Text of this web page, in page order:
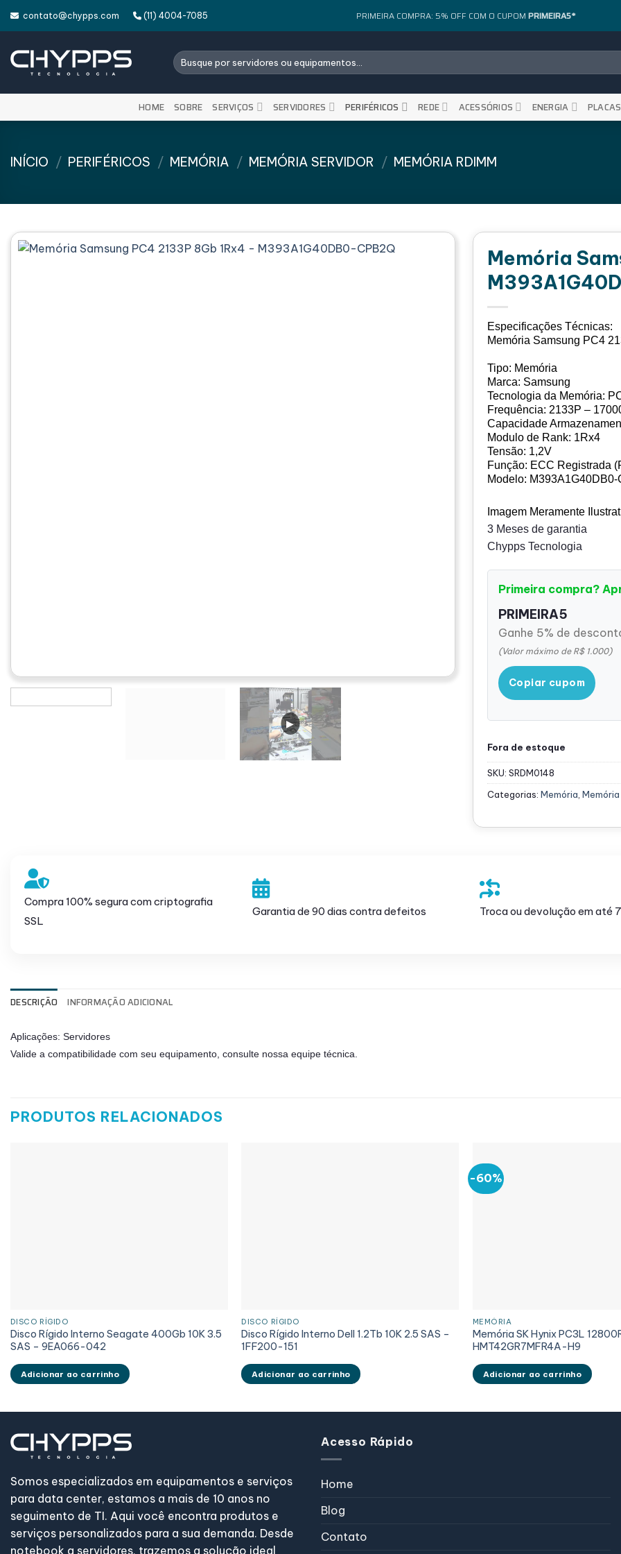
contato@chypps.com (11) 4004-7085 PRIMEIRA COMPRA: 5% OFF COM O CUPOM PRIMEIRA5*
Pesquisar
por:
HOME SOBRE SERVIÇOS SERVIDORES PERIFÉRICOS REDE ACESSÓRIOS ENERGIA PLACAS
INÍCIO / PERIFÉRICOS / MEMÓRIA / MEMÓRIA SERVIDOR / MEMÓRIA RDIMM
Memória
Especificações Técnicas:
Memória Samsung PC4
Tipo: Memória
Marca: Samsung
Tecnologia da Memória:
Frequência: 2133P –
Capacidade
Modulo de Rank: 1Rx4
Tensão: 1,2V
Função: ECC Registrada
Modelo: M393A1G40DB0-
Imagem Meramente
3 Meses de garantia
Chypps Tecnologia
Primeira compra?
PRIMEIRA5
Ganhe 5% de
(Valor máximo de R$ 1.000)
Copiar cupom
Fora de estoque
SKU: SRDM0148
Categorias: Memória Memória
Compra 100% segura com criptografia
SSL
Garantia de 90 dias contra defeitos Troca ou devolução em até
DESCRIÇÃO INFORMAÇÃO ADICIONAL
Aplicações: Servidores
Valide a compatibilidade com seu equipamento, consulte nossa equipe técnica.
PRODUTOS RELACIONADOS
DISCO RÍGIDO
Disco Rígido Interno Seagate 400Gb 10K 3.5
SAS – 9EA066-042
Adicionar ao carrinho
DISCO RÍGIDO
Disco Rígido Interno Dell 1.2Tb 10K 2.5 SAS –
1FF200-151
Adicionar ao carrinho
-60%
MEMÓRIA
Memória SK Hynix PC3L
HMT42GR7MFR4A-H9
Adicionar ao carrinho
Somos especializados em equipamentos e serviços
para data center, estamos a mais de 10 anos no
seguimento de TI. Aqui você encontra produtos e
serviços personalizados para a sua demanda. Desde
notebook a servidores, trazemos a solução ideal
Acesso Rápido
Home
Blog
Contato